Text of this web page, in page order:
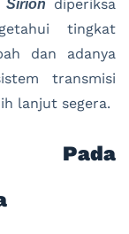
Sirion
diperiksa
tingkat
dan adanya
transmisi
lanjut segera.
Pada